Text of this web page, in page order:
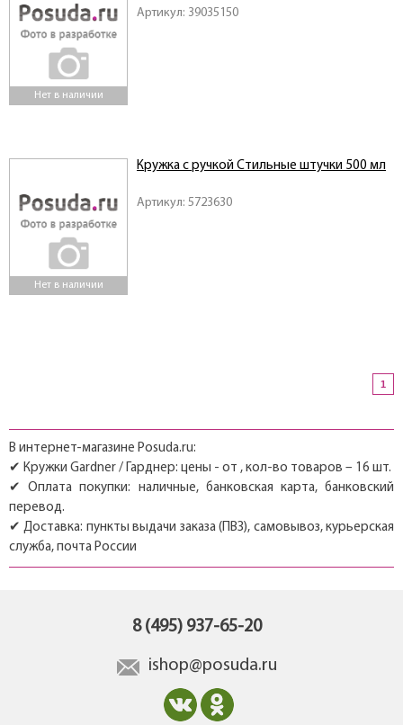
Нет в наличии
Артикул: 39035150
Нет в наличии
Артикул: 5723630
Кружка с ручкой Стильные штучки 500 мл
1
В интернет-магазине Posuda.ru:
✔ Кружки Gardner / Гарднер: цены - от , кол-во товаров – 16 шт.
✔ Оплата покупки: наличные, банковская карта, банковский
перевод.
✔ Доставка: пункты выдачи заказа (ПВЗ), самовывоз, курьерская
служба, почта России
8 (495) 937-65-20
ishop@posuda.ru